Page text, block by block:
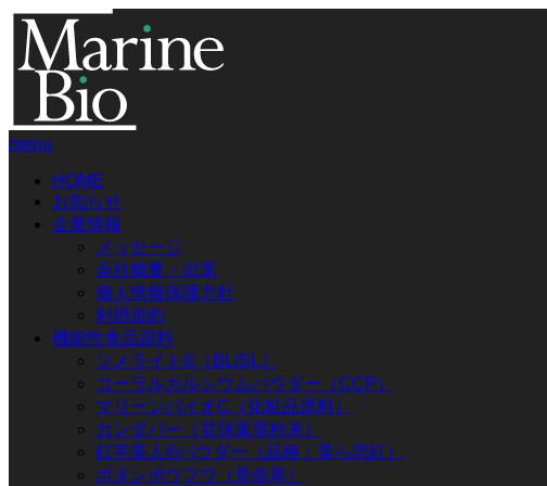
menu
HOME
お知らせ
企業情報
メッセージ
会社概要・沿革
個人情報保護方針
利用規約
機能性食品原料
ソメライト®（BL/SL）
コーラルカルシウムパウダー（CCP）
マリーンバイオC（化粧品原料）
カンダバー（甘藷葉茎粉末）
紅芋美人®パウダー（品種：美ら恋紅）
ボタンボウフウ（長命草）